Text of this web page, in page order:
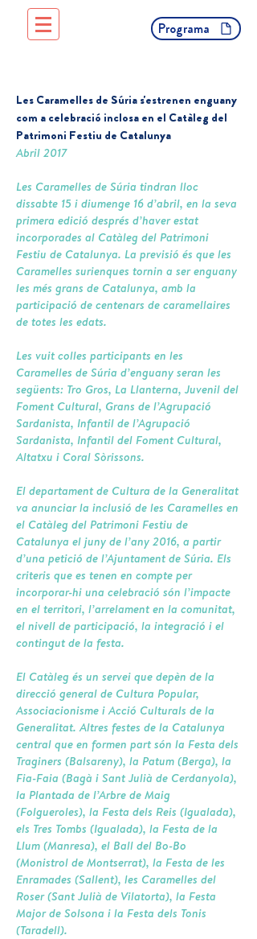
Programa
Les Caramelles de Súria s'estrenen enguany
com a celebració inclosa en el Catàleg del
Patrimoni Festiu de Catalunya
Abril 2017
Les Caramelles de Súria tindran lloc
dissabte 15 i diumenge 16 d’abril, en la seva
primera edició després d’haver estat
incorporades al Catàleg del Patrimoni
Festiu de Catalunya. La previsió és que les
Caramelles surienques tornin a ser enguany
les més grans de Catalunya, amb la
participació de centenars de caramellaires
de totes les edats.
Les vuit colles participants en les
Caramelles de Súria d’enguany seran les
següents: Tro Gros, La Llanterna, Juvenil del
Foment Cultural, Grans de l’Agrupació
Sardanista, Infantil de l’Agrupació
Sardanista, Infantil del Foment Cultural,
Altatxu i Coral Sòrissons.
El departament de Cultura de la Generalitat
va anunciar la inclusió de les Caramelles en
el Catàleg del Patrimoni Festiu de
Catalunya el juny de l’any 2016, a partir
d’una petició de l’Ajuntament de Súria. Els
criteris que es tenen en compte per
incorporar-hi una celebració són l’impacte
en el territori, l’arrelament en la comunitat,
el nivell de participació, la integració i el
contingut de la festa.
El Catàleg és un servei que depèn de la
direcció general de Cultura Popular,
Associacionisme i Acció Culturals de la
Generalitat. Altres festes de la Catalunya
central que en formen part són la Festa dels
Traginers (Balsareny), la Patum (Berga), la
Fia-Faia (Bagà i Sant Julià de Cerdanyola),
la Plantada de l’Arbre de Maig
(Folgueroles), la Festa dels Reis (Igualada),
els Tres Tombs (Igualada), la Festa de la
Llum (Manresa), el Ball del Bo-Bo
(Monistrol de Montserrat), la Festa de les
Enramades (Sallent), les Caramelles del
Roser (Sant Julià de Vilatorta), la Festa
Major de Solsona i la Festa dels Tonis
(Taradell).